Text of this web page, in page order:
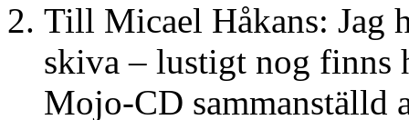
Till Micael Håkans: Jag
skiva – lustigt nog finns
Mojo-CD sammanställd